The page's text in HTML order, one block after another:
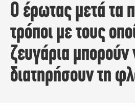
Ο έρωτας μετά τα
τρόποι με τους
ζευγάρια μπορούν
διατηρήσουν τη